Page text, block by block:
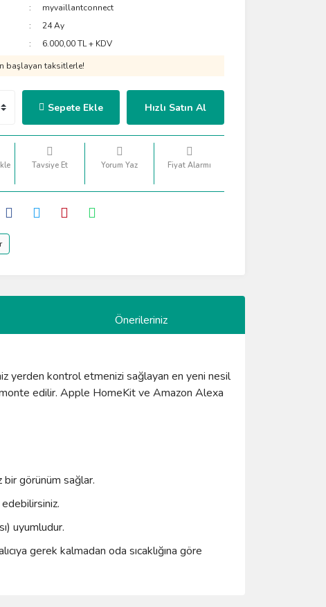
myvaillantconnect
24 Ay
6.000,00 TL + KDV
başlayan taksitlerle!
Sepete Ekle Hızlı Satın Al
Tavsiye Et Yorum Yaz Fiyat Alarmı
Önerileriniz
yerden kontrol etmenizi sağlayan en yeni nesil
edilir. Apple HomeKit ve Amazon Alexa
görünüm sağlar.
uyumludur.
gerek kalmadan oda sıcaklığına göre